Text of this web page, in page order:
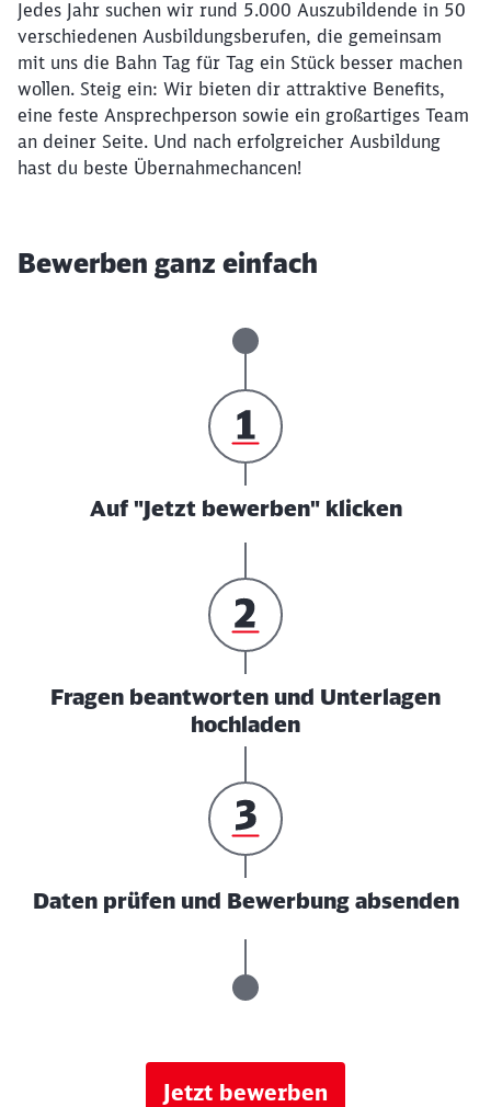
Jedes Jahr suchen wir rund 5.000 Auszubildende in 50
verschiedenen Ausbildungsberufen, die gemeinsam
mit uns die Bahn Tag für Tag ein Stück besser machen
wollen. Steig ein: Wir bieten dir attraktive Benefits,
eine feste Ansprechperson sowie ein großartiges Team
an deiner Seite. Und nach erfolgreicher Ausbildung
hast du beste Übernahmechancen!
Bewerben ganz einfach
Auf "Jetzt bewerben" klicken
Fragen beantworten und Unterlagen
hochladen
Daten prüfen und Bewerbung absenden
Jetzt bewerben